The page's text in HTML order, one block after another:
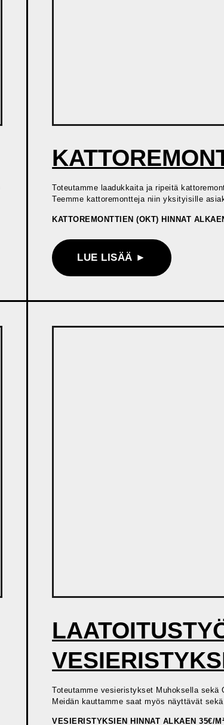
Toteutamme laadukkaita ja ripeitä
Teemme kattoremontteja niin yksityisille
KATTOREMONTTIEN (OKT) HINNAT
LUE LISÄÄ ►
Toteutamme vesieristykset Muhoksella sekä
Meidän kauttamme saat myös näyttävät
VESIERISTYKSIEN HINNAT ALKAEN 35€/M²